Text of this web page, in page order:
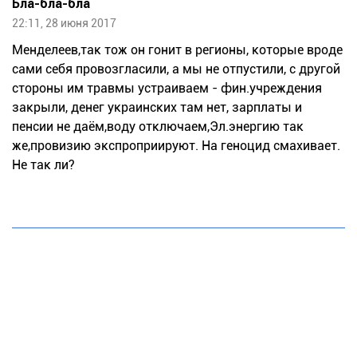
Бла-бла-бла
22:11, 28 июня 2017
Менделеев,так тож он гонит в регионы, которые вроде
сами себя провозгласили, а мы не отпустили, с другой
стороны им травмы устраиваем - фин.учреждения
закрыли, денег украинских там нет, зарплаты и
пенсии не даём,воду отключаем,Эл.энергию так
же,провизию экспроприируют. На геноцид смахивает.
Не так ли?